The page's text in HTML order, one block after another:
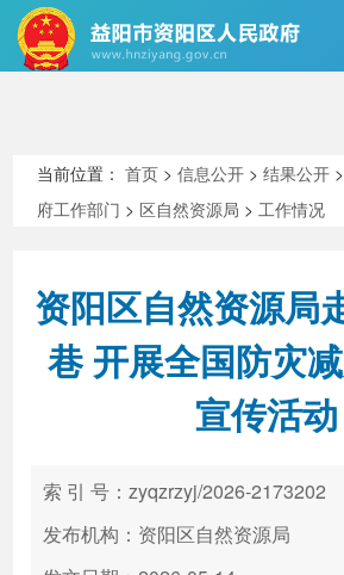
新闻中心
高效办成一件事
当前位置：首页 >信息公开 >结果公开
府工作部门 > 区自然资源局 >工作情况
资阳区自然资源局
巷 开展全国防灾
宣传活动
索 引 号：zyqzrzyj/2026-2173202
发布机构：资阳区自然资源局